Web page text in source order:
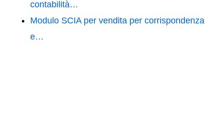
contabilità…
Modulo SCIA per vendita per corrispondenza
e…